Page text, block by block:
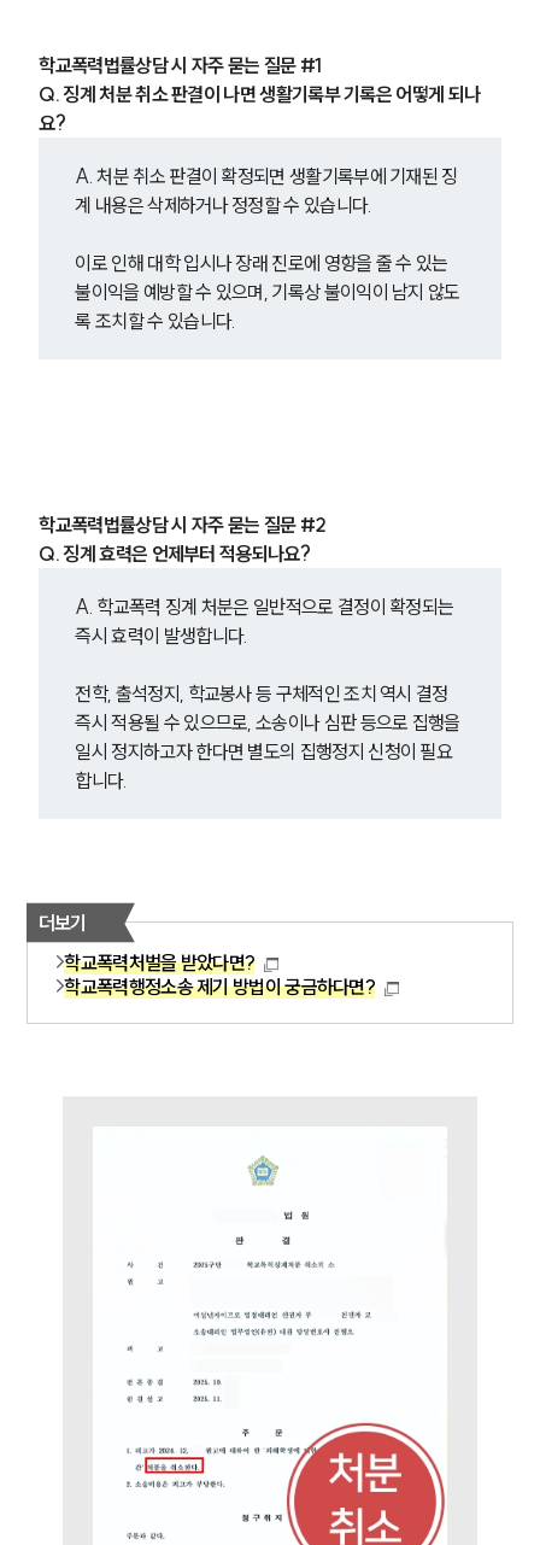
업무분야
전체
학교폭력전문변호사
뉴스레터/브로슈어
세미나
대륜법률상담예약
대륜법률상담예약
학교폭력법률상담 시 자주 묻는 질문 #1
Q. 징계 처분 취소 판결이 나면 생활기록부 기록은 어떻게 되나
요?
A. 처분 취소 판결이 확정되면 생활기록부에 기재된 징
계 내용은 삭제하거나 정정할 수 있습니다.
이로 인해 대학 입시나 장래 진로에 영향을 줄 수 있는
불이익을 예방할 수 있으며, 기록상 불이익이 남지 않도
록 조치할 수 있습니다.
학교폭력법률상담 시 자주 묻는 질문 #2
Q. 징계 효력은 언제부터 적용되나요?
A. 학교폭력 징계 처분은 일반적으로 결정이 확정되는
즉시 효력이 발생합니다.
전학, 출석정지, 학교봉사 등 구체적인 조치 역시 결정
즉시 적용될 수 있으므로, 소송이나 심판 등으로 집행을
일시 정지하고자 한다면 별도의 집행정지 신청이 필요
합니다.
더보기
학교폭력처벌을 받았다면?
학교폭력행정소송 제기 방법이 궁금하다면?